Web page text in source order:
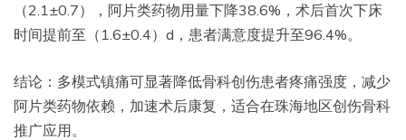
（2.1±0.7），阿片类药物用量下降38.6%，术后首次下床
时间提前至（1.6±0.4）d，患者满意度提升至96.4%。
结论：多模式镇痛可显著降低骨科创伤患者疼痛强度，减少
阿片类药物依赖，加速术后康复，适合在珠海地区创伤骨科
推广应用。